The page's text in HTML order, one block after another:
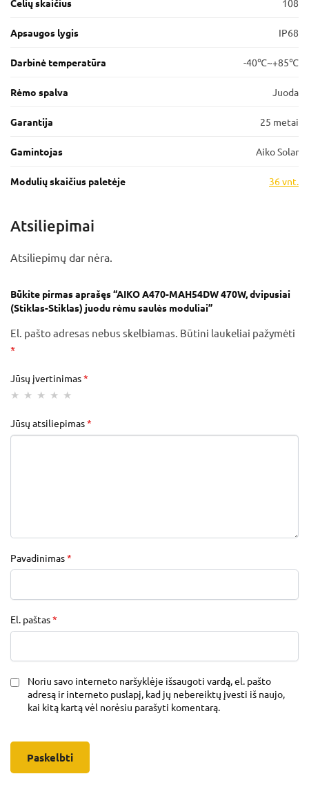
Celių skaičius 108
Apsaugos lygis IP68
Darbinė temperatūra -40℃~+85℃
Rėmo spalva Juoda
Garantija 25 metai
Gamintojas Aiko Solar
Modulių skaičius paletėje 36 vnt.
Atsiliepimai
Atsiliepimų dar nėra.
Būkite pirmas aprašęs “AIKO A470-MAH54DW 470W, dvipusiai
(Stiklas-Stiklas) juodu rėmu saulės moduliai”
El. pašto adresas nebus skelbiamas. Būtini laukeliai pažymėti
*
Jūsų įvertinimas*
Jūsų atsiliepimas*
Pavadinimas*
El. paštas*
Noriu savo interneto naršyklėje išsaugoti vardą, el. pašto
adresą ir interneto puslapį, kad jų nebereiktų įvesti iš naujo,
kai kitą kartą vėl norėsiu parašyti komentarą.